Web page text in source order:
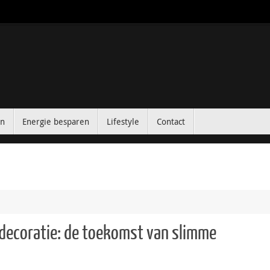
Energie besparen Lifestyle Contact
de toekomst van slimme